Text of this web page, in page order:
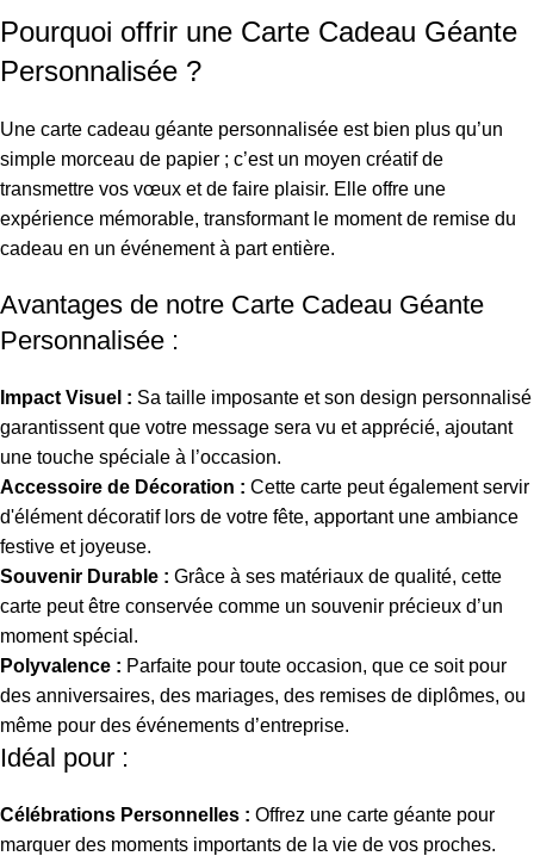
Pourquoi offrir une Carte Cadeau Géante
Personnalisée ?
Une carte cadeau géante personnalisée est bien plus qu’un
simple morceau de papier ; c’est un moyen créatif de
transmettre vos vœux et de faire plaisir. Elle offre une
expérience mémorable, transformant le moment de remise du
cadeau en un événement à part entière.
Avantages de notre Carte Cadeau Géante
Personnalisée :
Impact Visuel : Sa taille imposante et son design personnalisé
garantissent que votre message sera vu et apprécié, ajoutant
une touche spéciale à l’occasion.
Accessoire de Décoration : Cette carte peut également servir
d'élément décoratif lors de votre fête, apportant une ambiance
festive et joyeuse.
Souvenir Durable : Grâce à ses matériaux de qualité, cette
carte peut être conservée comme un souvenir précieux d’un
moment spécial.
Polyvalence : Parfaite pour toute occasion, que ce soit pour
des anniversaires, des mariages, des remises de diplômes, ou
même pour des événements d’entreprise.
Idéal pour :
Célébrations Personnelles : Offrez une carte géante pour
marquer des moments importants de la vie de vos proches.